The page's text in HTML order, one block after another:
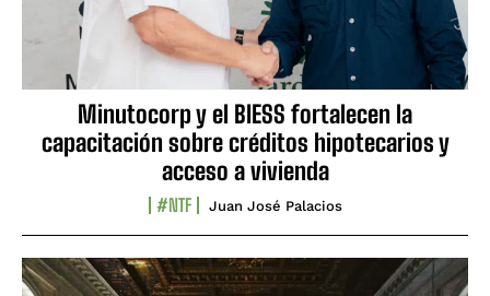
Minutocorp y el BIESS fortalecen la
capacitación sobre créditos hipotecarios y
acceso a vivienda
#NTF Juan José Palacios